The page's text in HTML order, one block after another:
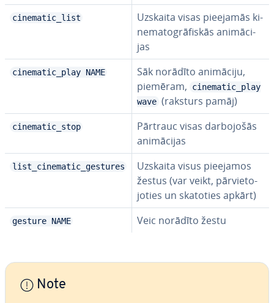
cinematic_list
Uzskaita visas pieejamās ki­
ne­ma­tog­rā­fis­kās ani­mā­ci­
jas
cinematic_play NAME
Sāk norādīto animāciju,
piemēram,
cinematic_play
wave (raksturs pamāj)
cinematic_stop
Pārtrauc visas dar­bo­jo­šās
ani­mā­ci­jas
list_cinematic_gestures
Uzskaita visus pieejamos
žestus (var veikt, pār­vie­to­
jo­ties un skatoties apkārt)
gesture NAME Veic norādīto žestu
Note